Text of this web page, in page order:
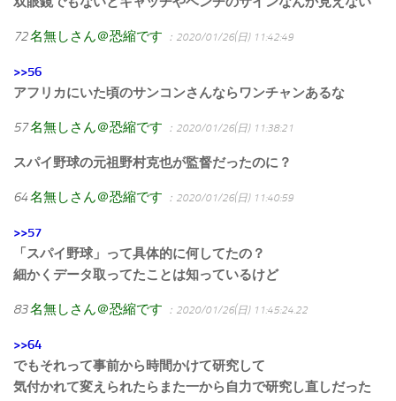
72名無しさん＠恐縮です ：2020/01/26(日) 11:42:49
>>56
アフリカにいた頃のサンコンさんならワンチャンあるな
57名無しさん＠恐縮です ：2020/01/26(日) 11:38:21
スパイ野球の元祖野村克也が監督だったのに？
64名無しさん＠恐縮です ：2020/01/26(日) 11:40:59
>>57
「スパイ野球」って具体的に何してたの？
細かくデータ取ってたことは知っているけど
83名無しさん＠恐縮です ：2020/01/26(日) 11:45:24.22
>>64
でもそれって事前から時間かけて研究して
気付かれて変えられたらまた一から自力で研究し直しだった